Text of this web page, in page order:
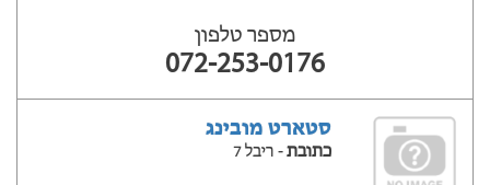
מספר טלפון
072-253-0176
סטארט מובינג
כתובת- ריבל 7